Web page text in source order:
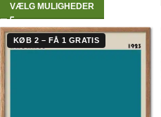
VÆLG MULIGHEDER
KØB 2 – FÅ 1 GRATIS